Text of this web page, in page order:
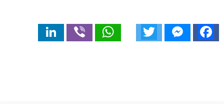
Facebook
Messenger
WhatsApp